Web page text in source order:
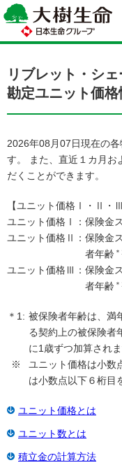
リブレット・シ
勘定ユニット価格
2026年08月07日現在の
す。 また、直近１カ月お
だくことができます。
【ユニット価格Ⅰ・Ⅱ・Ⅲ
ユニット価格Ⅰ：保険金
ユニット価格Ⅱ：保険金
者年齢
ユニット価格Ⅲ：保険金
者年齢
＊1: 被保険者年齢は、満
る契約上の被保険者
に1歳ずつ加算されま
※
ユニット価格は小数
は小数点以下６桁目
ユニット価格とは
ユニット数とは
積立金の計算方法